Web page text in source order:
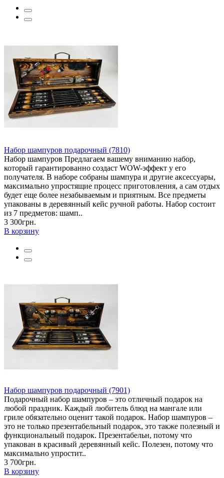
Набор шампуров подарочный (7810)
Набор шампуров Предлагаем вашему вниманию набор,
который гарантированно создаст WOW-эффект у его
получателя. В наборе собраны шампура и другие аксессуары,
максимально упростящие процесс приготовления, а сам отдых
будет еще более незабываемым и приятным. Все предметы
упакованы в деревянный кейс ручной работы. Набор состоит
из 7 предметов: шамп..
3 300грн.
В корзину
Набор шампуров подарочный (7901)
Подарочный набор шампуров – это отличный подарок на
любой праздник. Каждый любитель блюд на мангале или
гриле обязательно оценит такой подарок. Набор шампуров –
это не только презентабельный подарок, это также полезный и
функциональный подарок. Презентабельн, потому что
упакован в красивый деревянный кейс. Полезен, потому что
максимально упростит..
3 700грн.
В корзину